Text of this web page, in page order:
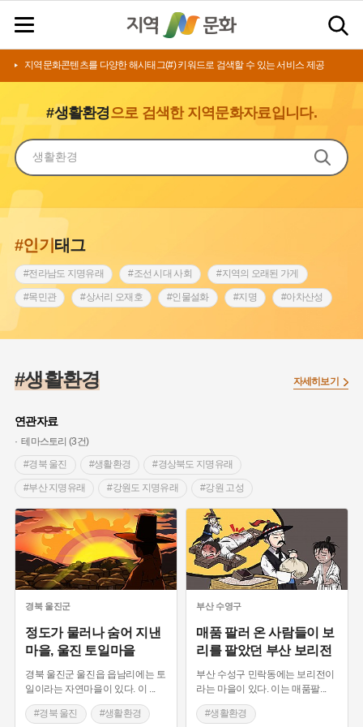
지역문화콘텐츠를 다양한 해시태그(#) 키워드로 검색할 수 있는 서비스 제공
#생활환경으로 검색한 지역문화자료입니다.
#인기태그
#전라남도 지명유래 #조선 시대 사회 #지역의 오래된 가게
#목민관 #상서리 오재호 #인물설화 #지명 #아차산성
#갯벌 #강감찬 #남자현
#대한민국임시정부
#조선역사
#김마리아 #박물관 #바보온달 #나주
#생활용품 #장군 #조선시대 문신 #백년가게
#경기도설화 #임시의정원 #영산강 #문화유산 #황해도
#강진 #부산 #풍속 #의병활동 #빵지순례
#지역의 설화 #동의보감 #28독립선언 #지명유래
#여성 독립운동가 #영산포 #전설 #징채 #독립운동가
#동화 #단지 #온라인 생활사박물관
#온달 #여성독립운동가 #고구려 #산성 #한의학
#외성 #용인 #여성의원 #왕건
#생활환경
연관자료
테마스토리 (3건)
#경북 울진
#생활환경 #경상북도 지명유래
#부산 지명유래 #강원도 지명유래 #강원 고성
자세히보기
경북 울진군
정도가 물러나 숨어 지낸
마을, 울진 토일마을
경북 울진군 울진읍 읍남리에는 토
일이라는 자연마을이 있다. 이
#경북 울진 #생활환경
부산 수영구
매품 팔러 온 사람들이 보
리를 팔았던 부산 보리전
부산 수성구 민락동에는 보리전이
라는 마을이 있다. 이는 매품팔
#생활환경